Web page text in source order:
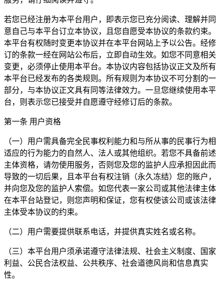
若您已经注册为本平台用户，即表示您已充分阅读、理解并同
意自己与本平台订立本协议，且您自愿受本协议的条款约束。
本平台有权随时变更本协议并在本平台网站上予以公告。经修
订的条款一经在网站公布后，立即自动生效。如您不同意相关
变更，必须停止使用本平台。本协议内容包括协议正文及所有
本平台已经发布的各类规则。所有规则为本协议不可分割的一
部分，与本协议正文具有同等法律效力。一旦您继续使用本平
台，则表示您已接受并自愿遵守经修订后的条款。
第一条 用户资格
（一）用户需具备完全民事权利能力和与所从事的民事行为相
适应的行为能力的自然人、法人或其他组织。若您不具备前述
主体资格，请勿使用服务，否则您及您的监护人应承担因此而
导致的一切后果，且本平台有权注销（永久冻结）您的账户，
并向您及您的监护人索偿。如您代表一家公司或其他法律主体
在本平台站登记，则您声明和保证，您有权使该公司或该法律
主体受本协议的约束。
（二）用户需要提供联系电话，并提供真实姓名或名称。
（三）本平台用户须承诺遵守法律法规、社会主义制度、国家
利益、公民合法权益、公共秩序、社会道德风尚和信息真实
性。